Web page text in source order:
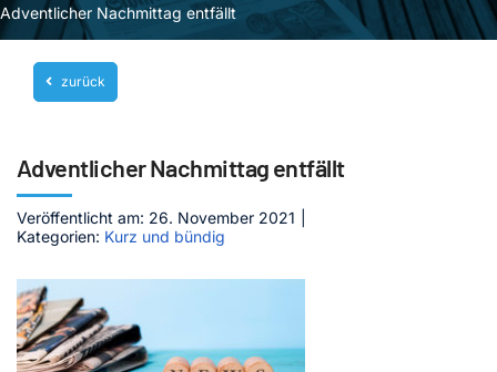
Themen
Blog
Unternehmen
Mediathek
Jetzt abonnieren
Kontakt
Adventlicher Nachmittag entfällt
zurück
Adventlicher Nachmittag entfällt
Veröffentlicht am: 26. November 2021
Kategorien: Kurz und bündig